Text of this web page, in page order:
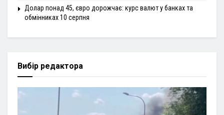
Долар понад 45, євро дорожчає: курс валют у банках та
обмінниках 10 серпня
Вибір редактора